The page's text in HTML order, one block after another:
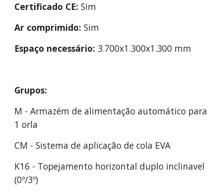
Certificado CE: Sim
Ar comprimido: Sim
Espaço necessário: 3.700x1.300x1.300 mm
Grupos:
M - Armazém de alimentação automático para
1 orla
CM - Sistema de aplicação de cola EVA
K16 - Topejamento horizontal duplo inclinavel
(0º/3º)